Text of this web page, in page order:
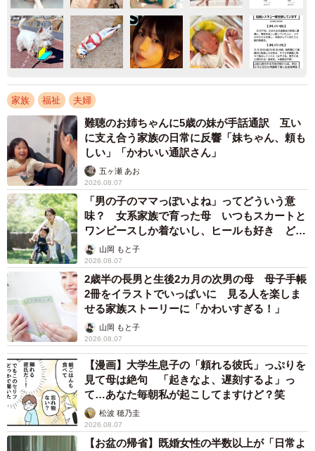
家族 福祉 夫婦
難聴のお姉ちゃんに5歳の妹が手話通訳 互い
に支え合う家族の日常に反響「妹ちゃん、頼も
しい」「かわいい通訳さん」
五ヶ瀬 あお
2026.08.07
「男の子のママっぽいよね」ってどういう意
味？ 女系家族で育った母 いつもスカートと
ワンピースしか着ないし、ヒールも好き どの
へんが…
山岡 もと子
2026.08.07
2歳半の長男と生後2カ月の次男の母 母子手帳
2冊をイラストでいっぱいに 見る人を楽しま
せる家族ストーリーに「かわいすぎる！」
山岡 もと子
2026.08.07
【漫画】大学生息子の「頼れる彼氏」っぷりを
見て母は絶句 「起きなよ、遅刻するよ」っ
て…あなた毎朝私が起こしてますけど？笑
松波 穂乃圭
2026.08.07
【お盆の帰省】既婚女性の半数以上が「日常よ